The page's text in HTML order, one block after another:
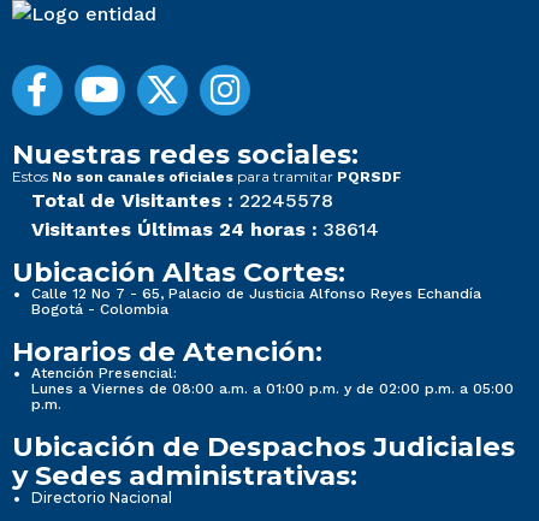
Nuestras redes sociales:
Estos No son canales oficiales para tramitar PQRSDF
Total de Visitantes : 22245578
Visitantes Últimas 24 horas : 38614
Ubicación Altas Cortes:
Calle 12 No 7 - 65, Palacio de Justicia Alfonso Reyes Echandía
Bogotá - Colombia
Horarios de Atención:
Atención Presencial:
Lunes a Viernes de 08:00 a.m. a 01:00 p.m. y de 02:00 p.m. a 05:00
p.m.
Ubicación de Despachos Judiciales
y Sedes administrativas:
Directorio Nacional